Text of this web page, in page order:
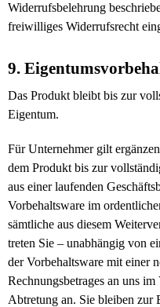
Widerrufsbelehrung
freiwilliges Widerrufsrecht
9.
Das Produkt bleibt bis zur
Eigentum.
Für Unternehmer gilt
dem Produkt bis zur
aus einer laufenden
Vorbehaltsware im
sämtliche aus diesem
treten Sie – unabhängig von
der Vorbehaltsware mit einer
Rechnungsbetrages an uns
Abtretung an. Sie bleiben zur